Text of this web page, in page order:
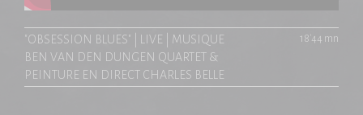
"OBSESSION BLUES" | LIVE | MUSIQUE
BEN VAN DEN DUNGEN QUARTET &
PEINTURE EN DIRECT CHARLES BELLE
18'44 mn